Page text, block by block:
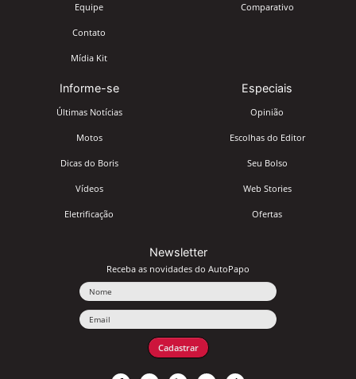
Equipe
Contato
Mídia Kit
Comparativo
Informe-se
Últimas Notícias
Motos
Dicas do Boris
Vídeos
Eletrificação
Especiais
Opinião
Escolhas do Editor
Seu Bolso
Web Stories
Ofertas
Newsletter
Receba as novidades do AutoPapo
Cadastrar